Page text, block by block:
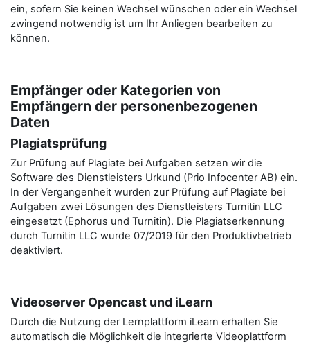
ein, sofern Sie keinen Wechsel wünschen oder ein Wechsel
zwingend notwendig ist um Ihr Anliegen bearbeiten zu
können.
Empfänger oder Kategorien von
Empfängern der personenbezogenen
Daten
Plagiatsprüfung
Zur Prüfung auf Plagiate bei Aufgaben setzen wir die
Software des Dienstleisters Urkund (Prio Infocenter AB) ein.
In der Vergangenheit wurden zur Prüfung auf Plagiate bei
Aufgaben zwei Lösungen des Dienstleisters Turnitin LLC
eingesetzt (Ephorus und Turnitin). Die Plagiatserkennung
durch Turnitin LLC wurde 07/2019 für den Produktivbetrieb
deaktiviert.
Videoserver Opencast und iLearn
Durch die Nutzung der Lernplattform iLearn erhalten Sie
automatisch die Möglichkeit die integrierte Videoplattform